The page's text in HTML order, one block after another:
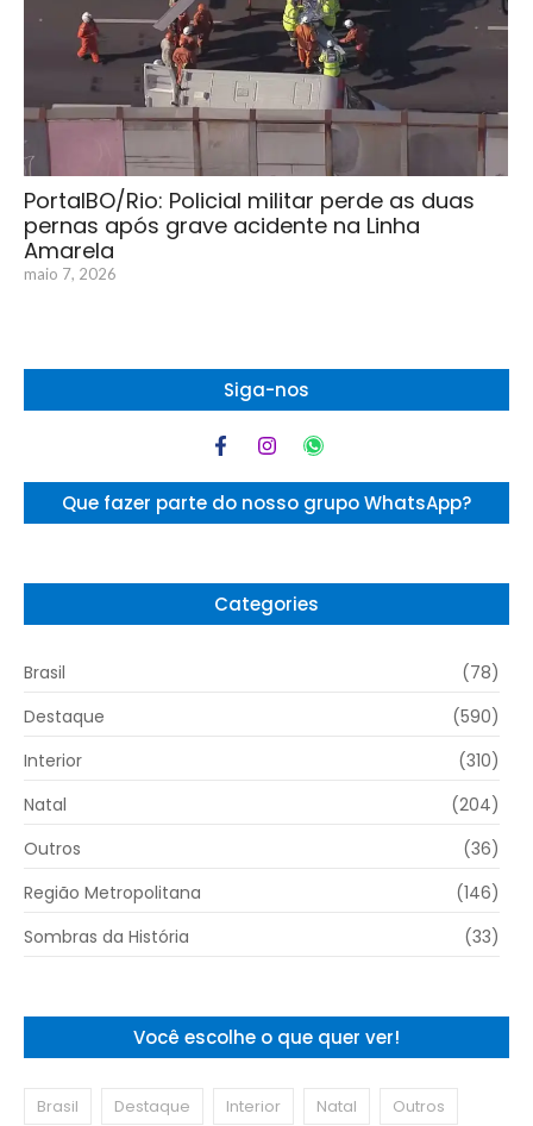
PortalBO/Rio: Policial militar perde as duas
pernas após grave acidente na Linha
Amarela
maio 7, 2026
Siga-nos
Que fazer parte do nosso grupo WhatsApp?
Categories
Brasil
(78)
Destaque
(590)
Interior
(310)
Natal
(204)
Outros
(36)
Região Metropolitana
(146)
Sombras da História
(33)
Você escolhe o que quer ver!
Brasil Destaque Interior Natal Outros